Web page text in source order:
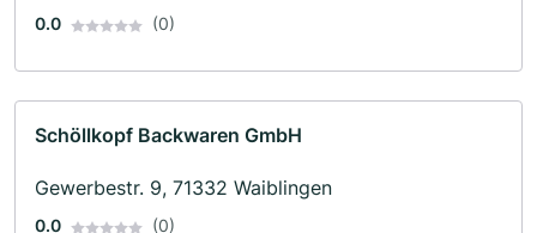
0.0 (0)
Schöllkopf Backwaren GmbH
Gewerbestr. 9, 71332 Waiblingen
0.0 (0)